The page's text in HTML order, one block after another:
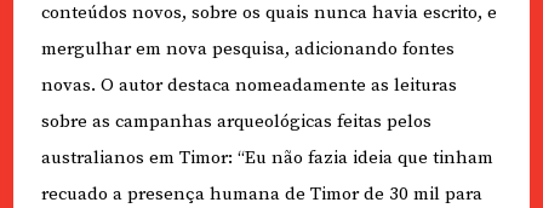
conteúdos novos, sobre os quais nunca havia escrito, e
mergulhar em nova pesquisa, adicionando fontes
novas. O autor destaca nomeadamente as leituras
sobre as campanhas arqueológicas feitas pelos
australianos em Timor: “Eu não fazia ideia que tinham
recuado a presença humana de Timor de 30 mil para